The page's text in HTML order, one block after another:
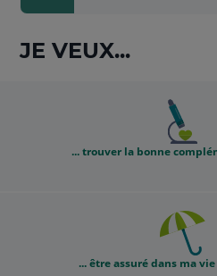
JE VEUX...
... trouver la bonne
... être assuré dans ma